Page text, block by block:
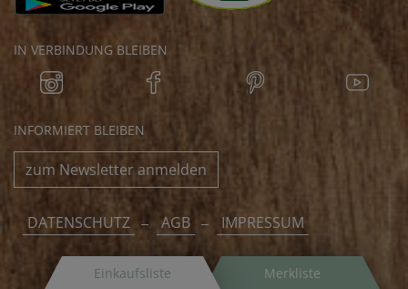
Einkaufsliste Merkliste
IN VERBINDUNG BLEIBEN
INFORMIERT BLEIBEN
zum Newsletter anmelden
DATENSCHUTZ AGB IMPRESSUM